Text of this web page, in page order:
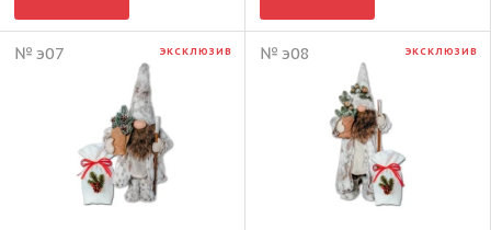
№ э07 ЭКСКЛЮЗИВ № э08 ЭКСКЛЮЗИВ